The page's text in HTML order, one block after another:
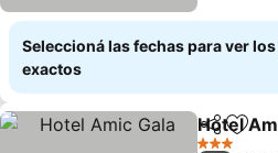
Seleccioná las fechas para ver
exactos
Compartir
Hotel